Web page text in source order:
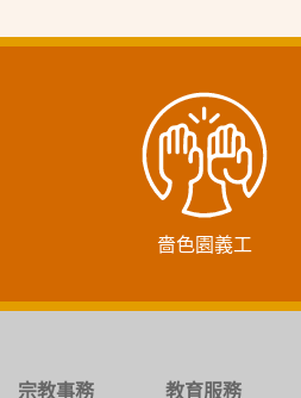
嗇色園義工
宗教事務 教育服務